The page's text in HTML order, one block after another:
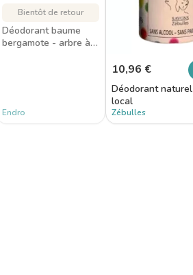
Bientôt de retour
Déodorant baume
bergamote - arbre à
Endro
10,96 €
Déodorant
local
Zébulles